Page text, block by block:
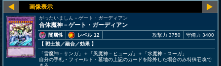
がったいましん－ゲート・ガーディアン
合体魔神－ゲート・ガーディアン
闇属性
レベル 12
【 戦士族／融合／効果 】
攻撃力 3750 守備力 3400
「雷魔神－サンガ」＋「風魔神－ヒューガ」＋「水魔神－スーガ」
自分の手札・フィールド・墓地の上記のカードを除外した場合のみ特殊召喚で